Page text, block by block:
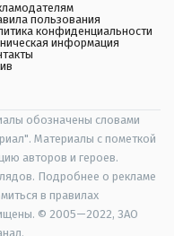
пользования
конфиденциальности
информация
обозначены словами
Материалы с пометкой
авторов и героев.
Подробнее о рекламе
в правилах
© 2005—2022, ЗАО